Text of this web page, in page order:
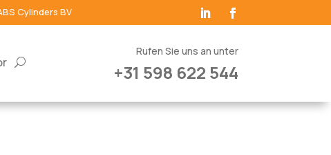
Cylinders BV
Rufen Sie uns an unter
+31 598 622 544